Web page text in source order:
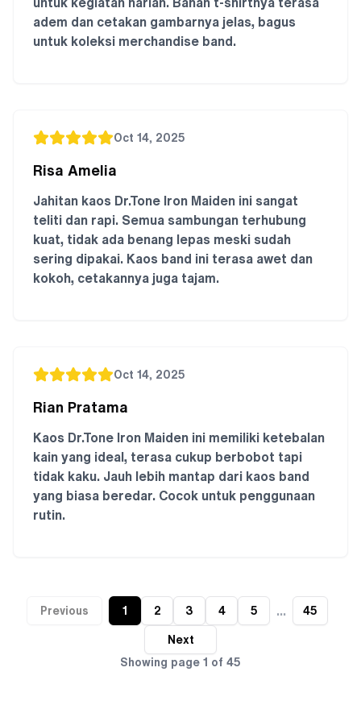
adem dan cetakan gambarnya jelas, bagus
untuk koleksi merchandise band.
Oct 14, 2025
Risa Amelia
Jahitan kaos Dr.Tone Iron Maiden ini sangat
teliti dan rapi. Semua sambungan terhubung
kuat, tidak ada benang lepas meski sudah
sering dipakai. Kaos band ini terasa awet dan
kokoh, cetakannya juga tajam.
Oct 14, 2025
Rian Pratama
Kaos Dr.Tone Iron Maiden ini memiliki ketebalan
kain yang ideal, terasa cukup berbobot tapi
tidak kaku. Jauh lebih mantap dari kaos band
yang biasa beredar. Cocok untuk penggunaan
rutin.
Previous 1 2 3 4 5 ... 45
Next
Showing page 1 of 45